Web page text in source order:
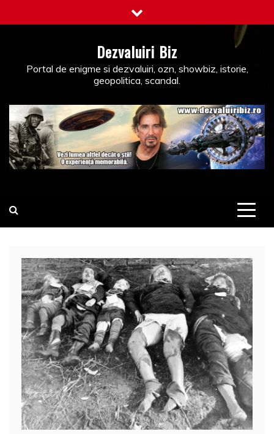
to
Dezvaluiri Biz
Portal de enigme si dezvaluiri, ozn, showbiz, istorie,
geopolitica, scandal.